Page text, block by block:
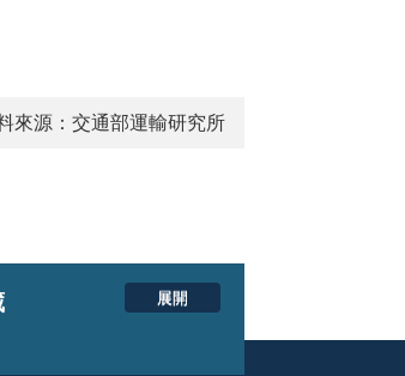
來源：交通部運輸研究所
展開